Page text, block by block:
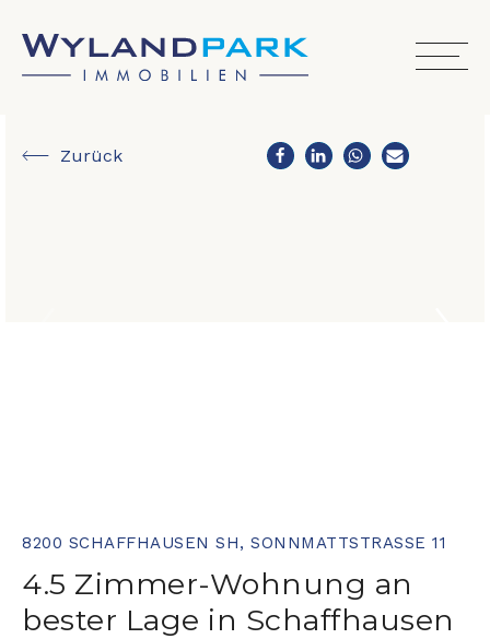
Zurück
8200 SCHAFFHAUSEN SH, SONNMATTSTRASSE 11
4.5 Zimmer-Wohnung an
bester Lage in Schaffhausen